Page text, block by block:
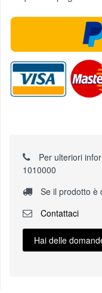
Per ulteriori
1010000
Se il prodotto è
Contattaci
Hai delle